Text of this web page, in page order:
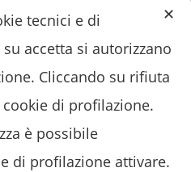
✕
tecnici e di
accetta si autorizzano
Cliccando su rifiuta
di profilazione.
è possibile
di profilazione attivare.